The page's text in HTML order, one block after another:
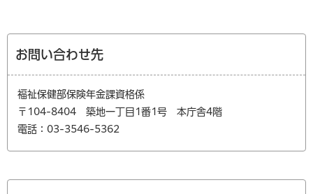
お問い合わせ先
福祉保健部保険年金課資格係
〒104-8404 築地一丁目1番1号 本庁舎4階
電話：03-3546-5362